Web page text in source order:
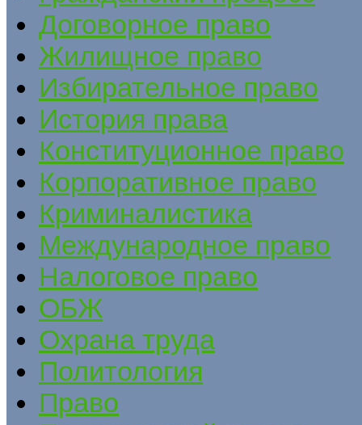
Договорное право
Жилищное право
Избирательное право
История права
Конституционное право
Корпоративное право
Криминалистика
Международное право
Налоговое право
ОБЖ
Охрана труда
Политология
Право